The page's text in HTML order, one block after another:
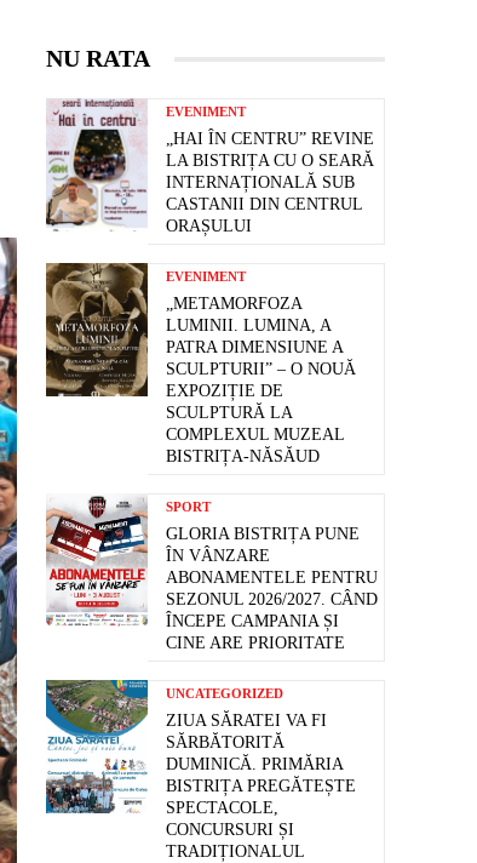
NU RATA
EVENIMENT
„HAI ÎN CENTRU” REVINE
LA BISTRIȚA CU O SEARĂ
INTERNAȚIONALĂ SUB
CASTANII DIN CENTRUL
ORAȘULUI
EVENIMENT
„METAMORFOZA
LUMINII. LUMINA, A
PATRA DIMENSIUNE A
SCULPTURII” – O NOUĂ
EXPOZIȚIE DE
SCULPTURĂ LA
COMPLEXUL MUZEAL
BISTRIȚA-NĂSĂUD
SPORT
GLORIA BISTRIȚA PUNE
ÎN VÂNZARE
ABONAMENTELE PENTRU
SEZONUL 2026/2027. CÂND
ÎNCEPE CAMPANIA ȘI
CINE ARE PRIORITATE
UNCATEGORIZED
ZIUA SĂRATEI VA FI
SĂRBĂTORITĂ
DUMINICĂ. PRIMĂRIA
BISTRIȚA PREGĂTEȘTE
SPECTACOLE,
CONCURSURI ȘI
TRADIȚIONALUL